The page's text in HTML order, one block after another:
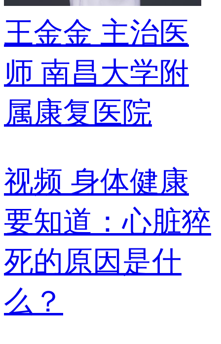
王金金 主治医
师 南昌大学附
属康复医院
视频 身体健康
要知道：心脏猝
死的原因是什
么？